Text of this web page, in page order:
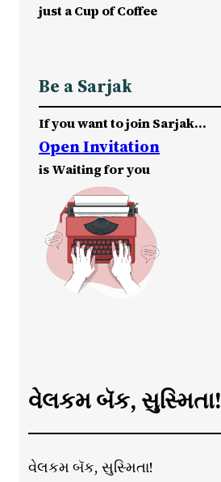
just a Cup of Coffee
Be a Sarjak
If you want to join Sarjak…
Open Invitation
is Waiting for you
વેલકમ બૅક, સુસ્મિતા!
વેલકમ બૅક, સુસ્મિતા!